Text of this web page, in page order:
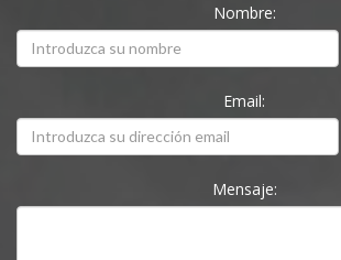
Nombre:
Email:
Mensaje: